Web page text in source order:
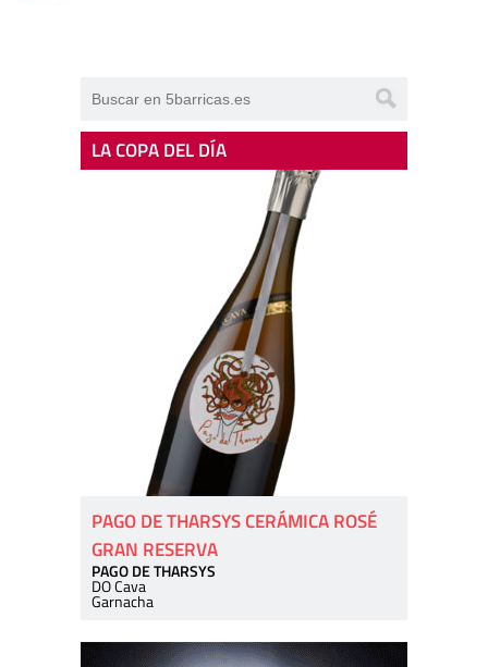
LA COPA DEL DÍA
PAGO DE THARSYS CERÁMICA ROSÉ
GRAN RESERVA
PAGO DE THARSYS
DO Cava
Garnacha